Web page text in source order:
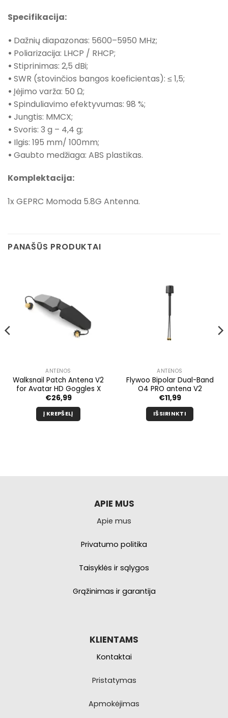
Specifikacija:
• Dažnių diapazonas: 5600–5950 MHz;
• Poliarizacija: LHCP / RHCP;
• Stiprinimas: 2,5 dBi;
• SWR (stovinčios bangos koeficientas): ≤ 1,5;
• Įėjimo varža: 50 Ω;
• Spinduliavimo efektyvumas: 98 %;
• Jungtis: MMCX;
• Svoris: 3 g – 4,4 g;
• Ilgis: 195 mm/ 100mm;
• Gaubto medžiaga: ABS plastikas.
Komplektacija:
1x GEPRC Momoda 5.8G Antenna.
PANAŠŪS PRODUKTAI
ANTENOS
Walksnail Patch Antena V2
for Avatar HD Goggles X
€26,99
Į KREPŠELĮ
ANTENOS
Flywoo Bipolar Dual-Band
O4 PRO antena V2
€11,99
IŠSIRINKTI
APIE MUS
Apie mus
Privatumo politika
Taisyklės ir sąlygos
Grąžinimas ir garantija
KLIENTAMS
Kontaktai
Pristatymas
Apmokėjimas